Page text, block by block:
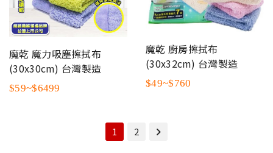
魔乾 魔力吸塵擦拭布
(30x30cm) 台灣製造
$59~$6499
魔乾 廚房擦拭布
(30x32cm) 台灣製造
$49~$760
1 2